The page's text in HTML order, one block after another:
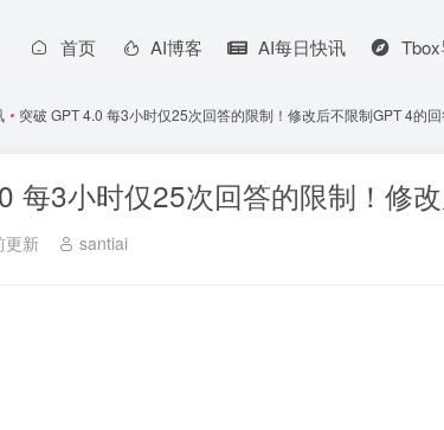
首页 AI博客 AI每日快讯
• 突破 GPT 4.0 每3小时仅25次回答的限制！修改后不限制GPT 4的
每3小时仅25次回答的限制！修
更新 santiai